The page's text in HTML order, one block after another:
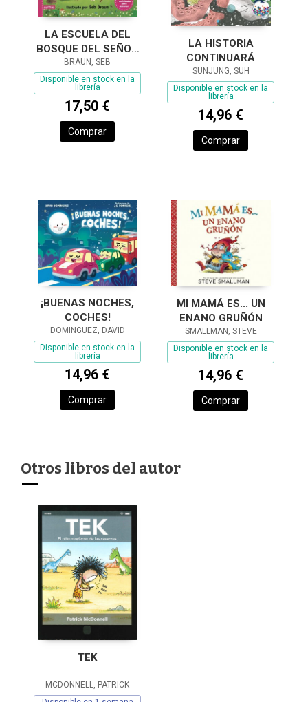
LA ESCUELA DEL
BOSQUE DEL SEÑOR
BÚHO: LA BÚSQUEDA
DEL TESORO
BRAUN, SEB
Disponible en stock en la
librería
17,50 €
Comprar
LA HISTORIA
CONTINUARÁ
SUNJUNG, SUH
Disponible en stock en la
librería
14,96 €
Comprar
¡BUENAS NOCHES,
COCHES!
DOMÍNGUEZ, DAVID
Disponible en stock en la
librería
14,96 €
Comprar
MI MAMÁ ES... UN
ENANO GRUÑÓN
SMALLMAN, STEVE
Disponible en stock en la
librería
14,96 €
Comprar
Otros libros del autor
TEK
MCDONNELL, PATRICK